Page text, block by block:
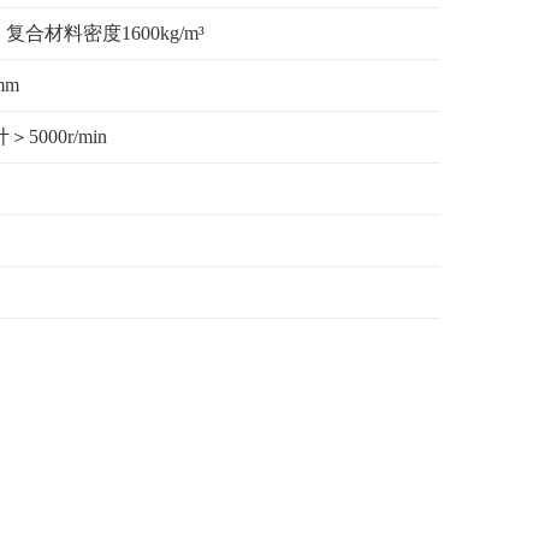
合材料密度1600kg/m³
＞5000r/min